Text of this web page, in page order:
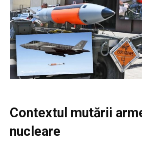
Contextul mutării
nucleare